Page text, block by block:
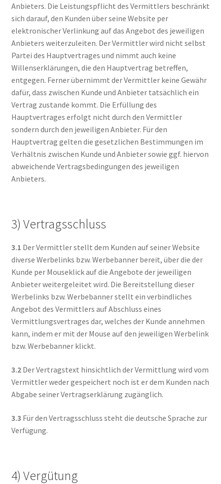
Anbieters. Die Leistungspflicht des Vermittlers beschränkt
sich darauf, den Kunden über seine Website per
elektronischer Verlinkung auf das Angebot des jeweiligen
Anbieters weiterzuleiten. Der Vermittler wird nicht selbst
Partei des Hauptvertrages und nimmt auch keine
Willenserklärungen, die den Hauptvertrag betreffen,
entgegen. Ferner übernimmt der Vermittler keine Gewähr
dafür, dass zwischen Kunde und Anbieter tatsächlich ein
Vertrag zustande kommt. Die Erfüllung des
Hauptvertrages erfolgt nicht durch den Vermittler
sondern durch den jeweiligen Anbieter. Für den
Hauptvertrag gelten die gesetzlichen Bestimmungen im
Verhältnis zwischen Kunde und Anbieter sowie ggf. hiervon
abweichende Vertragsbedingungen des jeweiligen
Anbieters.
3) Vertragsschluss
3.1 Der Vermittler stellt dem Kunden auf seiner Website
diverse Werbelinks bzw. Werbebanner bereit, über die der
Kunde per Mouseklick auf die Angebote der jeweiligen
Anbieter weitergeleitet wird. Die Bereitstellung dieser
Werbelinks bzw. Werbebanner stellt ein verbindliches
Angebot des Vermittlers auf Abschluss eines
Vermittlungsvertrages dar, welches der Kunde annehmen
kann, indem er mit der Mouse auf den jeweiligen Werbelink
bzw. Werbebanner klickt.
3.2Der Vertragstext hinsichtlich der Vermittlung wird vom
Vermittler weder gespeichert noch ist er dem Kunden nach
Abgabe seiner Vertragserklärung zugänglich.
3.3 Für den Vertragsschluss steht die deutsche Sprache zur
Verfügung.
4) Vergütung